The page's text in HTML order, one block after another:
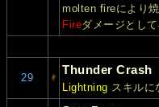
molten fireにより
Fireダメージとして
29
Thunder Crash
Lightning スキルに